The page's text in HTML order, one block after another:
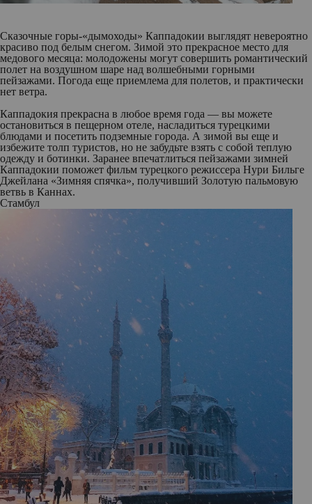
Сказочные горы-«дымоходы» Каппадокии выглядят невероятно
красиво под белым снегом. Зимой это прекрасное место для
медового месяца: молодожены могут совершить романтический
полет на воздушном шаре над волшебными горными
пейзажами. Погода еще приемлема для полетов, и практически
нет ветра.
Каппадокия прекрасна в любое время года — вы можете
остановиться в пещерном отеле, насладиться турецкими
блюдами и посетить подземные города. А зимой вы еще и
избежите толп туристов, но не забудьте взять с собой теплую
одежду и ботинки. Заранее впечатлиться пейзажами зимней
Каппадокии поможет фильм турецкого режиссера Нури Бильге
Джейлана «Зимняя спячка», получивший Золотую пальмовую
ветвь в Каннах.
Стамбул